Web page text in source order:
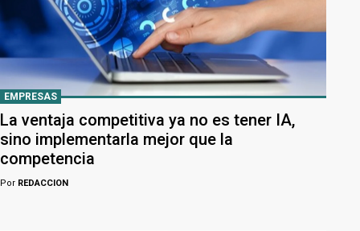
EMPRESAS
La ventaja competitiva ya no es tener IA,
sino implementarla mejor que la
competencia
Por REDACCION